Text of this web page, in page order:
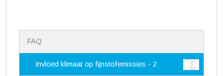
v
FAQ
Invloed klimaat op fijnstofemissies - 2